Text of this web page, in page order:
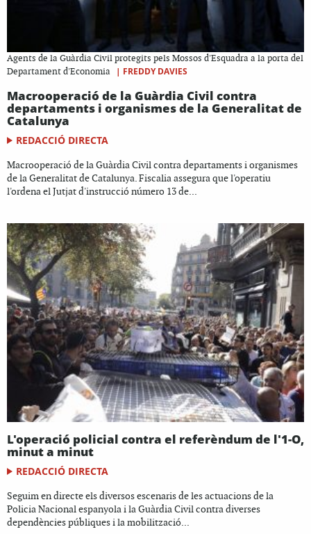
Agents de la Guàrdia Civil protegits pels Mossos d'Esquadra a la porta del
Departament d'Economia
| FREDDY DAVIES
Macrooperació de la Guàrdia Civil contra
departaments i organismes de la Generalitat de
Catalunya
REDACCIÓ DIRECTA
Macrooperació de la Guàrdia Civil contra departaments i organismes
de la Generalitat de Catalunya. Fiscalia assegura que l'operatiu
l'ordena el Jutjat d'instrucció número 13 de...
L'operació policial contra el referèndum de l'1-O,
minut a minut
REDACCIÓ DIRECTA
Seguim en directe els diversos escenaris de les actuacions de la
Policia Nacional espanyola i la Guàrdia Civil contra diverses
dependències públiques i la mobilització...